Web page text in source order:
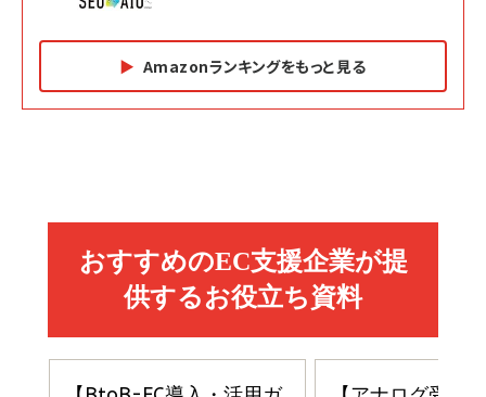
Amazonランキングをもっと見る
副業
￥1,870
小さな会社は戦略が9割
ドリルを売るには穴を売れ
カラダ2026／宮舘涼太]
￥880
anan(アンアン)2026/06/24号 No.2500増刊
スペシャルエディション[王道エンタメの矜持／
￥1,100
イシューからはじめよ［改訂版］――知的生産の「シンプ
ルな本質」
￥2,200
経営メモ 16年の起業家人生で得た知見